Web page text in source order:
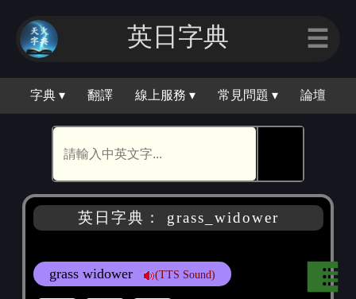
英日字典 ☰
字典 ▾ 翻譯 線上服務 ▾ 常見問題 ▾ 論壇
英日字典： grass_widower
grass widower (TTS Sound)